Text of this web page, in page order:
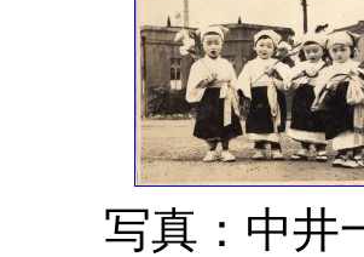
写真：中井